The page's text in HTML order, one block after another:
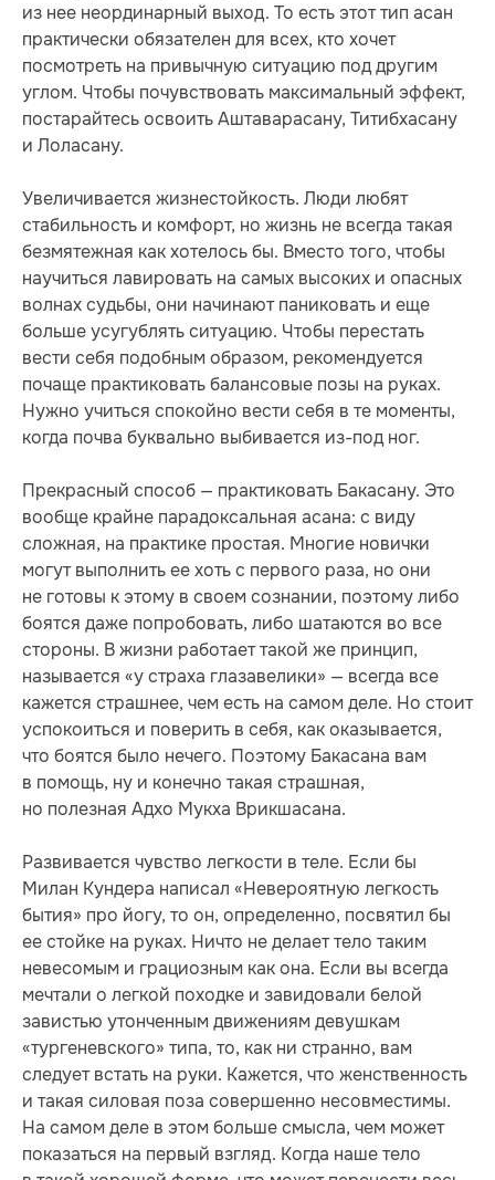
из нее неординарный выход. То есть этот тип асан
практически обязателен для всех, кто хочет
посмотреть на привычную ситуацию под другим
углом. Чтобы почувствовать максимальный эффект,
постарайтесь освоить Аштаварасану, Титибхасану
и Лоласану.
Увеличивается жизнестойкость. Люди любят
стабильность и комфорт, но жизнь не всегда такая
безмятежная как хотелось бы. Вместо того, чтобы
научиться лавировать на самых высоких и опасных
волнах судьбы, они начинают паниковать и еще
больше усугублять ситуацию. Чтобы перестать
вести себя подобным образом, рекомендуется
почаще практиковать балансовые позы на руках.
Нужно учиться спокойно вести себя в те моменты,
когда почва буквально выбивается из-под ног.
Прекрасный способ — практиковать Бакасану. Это
вообще крайне парадоксальная асана: с виду
сложная, на практике простая. Многие новички
могут выполнить ее хоть с первого раза, но они
не готовы к этому в своем сознании, поэтому либо
боятся даже попробовать, либо шатаются во все
стороны. В жизни работает такой же принцип,
называется «у страха глазавелики» — всегда все
кажется страшнее, чем есть на самом деле. Но стоит
успокоиться и поверить в себя, как оказывается,
что боятся было нечего. Поэтому Бакасана вам
в помощь, ну и конечно такая страшная,
но полезная Адхо Мукха Врикшасана.
Развивается чувство легкости в теле. Если бы
Милан Кундера написал «Невероятную легкость
бытия» про йогу, то он, определенно, посвятил бы
ее стойке на руках. Ничто не делает тело таким
невесомым и грациозным как она. Если вы всегда
мечтали о легкой походке и завидовали белой
завистью утонченным движениям девушкам
«тургеневского» типа, то, как ни странно, вам
следует встать на руки. Кажется, что женственность
и такая силовая поза совершенно несовместимы.
На самом деле в этом больше смысла, чем может
показаться на первый взгляд. Когда наше тело